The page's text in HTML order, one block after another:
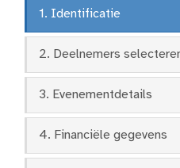
1. Identificatie
2. Deelnemers
3. Evenementdetails
4. Financiële gegevens